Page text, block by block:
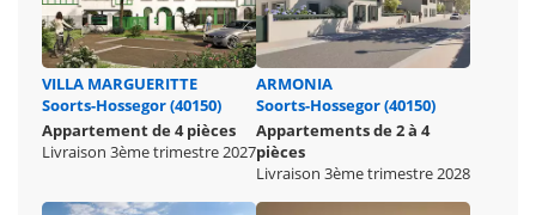
VILLA MARGUERITTE
Soorts-Hossegor (40150)
Appartement de 4 pièces
Livraison 3ème trimestre 2027
ARMONIA
Soorts-Hossegor (40150)
Appartements de 2 à 4
pièces
Livraison 3ème trimestre 2028